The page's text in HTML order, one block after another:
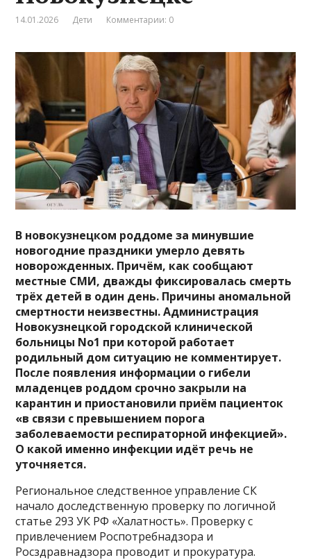
14.01.2026 Дети Комментарии: 0
В новокузнецком роддоме за минувшие
новогодние праздники умерло девять
новорожденных. Причём, как сообщают
местные СМИ, дважды фиксировалась смерть
трёх детей в один день. Причины аномальной
смертности неизвестны. Администрация
Новокузнецкой городской клинической
больницы No1 при которой работает
родильный дом ситуацию не комментирует.
После появления информации о гибели
младенцев роддом срочно закрыли на
карантин и приостановили приём пациенток
«в связи с превышением порога
заболеваемости респираторной инфекцией».
О какой именно инфекции идёт речь не
уточняется.
Региональное следственное управление СК
начало доследственную проверку по логичной
статье 293 УК РФ «Халатность». Проверку с
привлечением Роспотребнадзора и
Росздравнадзора проводит и прокуратура.